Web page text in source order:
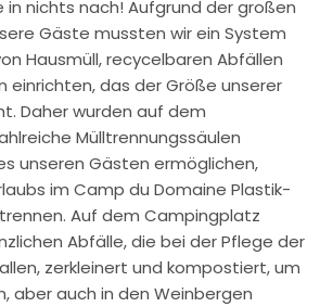
in nichts nach! Aufgrund der großen
Gäste mussten wir ein System
Hausmüll, recycelbaren Abfällen
einrichten, das der Größe unserer
Daher wurden auf dem
Mülltrennungssäulen
unseren Gästen ermöglichen,
im Camp du Domaine Plastik-
Auf dem Campingplatz
Abfälle, die bei der Pflege der
zerkleinert und kompostiert, um
aber auch in den Weinbergen